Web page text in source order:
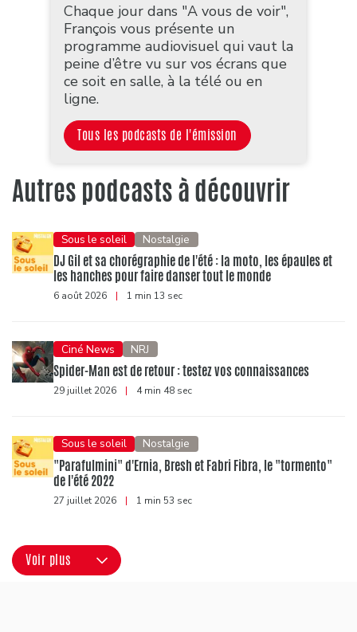
Chaque jour dans "A vous de voir",
François vous présente un
programme audiovisuel qui vaut la
peine d’être vu sur vos écrans que
ce soit en salle, à la télé ou en
ligne.
Tous les podcasts de l'émission
Autres podcasts à découvrir
Sous le soleil Nostalgie
DJ Gil et sa chorégraphie de l'été : la moto, les épaules et
les hanches pour faire danser tout le monde
6 août 2026 | 1 min 13 sec
Ciné News NRJ
Spider-Man est de retour : testez vos connaissances
29 juillet 2026 | 4 min 48 sec
Sous le soleil Nostalgie
"Parafulmini" d'Ernia, Bresh et Fabri Fibra, le "tormento"
de l'été 2022
27 juillet 2026 | 1 min 53 sec
Voir plus